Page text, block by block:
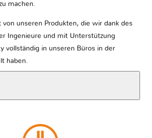
machen.
unseren Produkten, die wir dank des
Ingenieure und mit Unterstützung
vollständig in unseren Büros in der
haben.